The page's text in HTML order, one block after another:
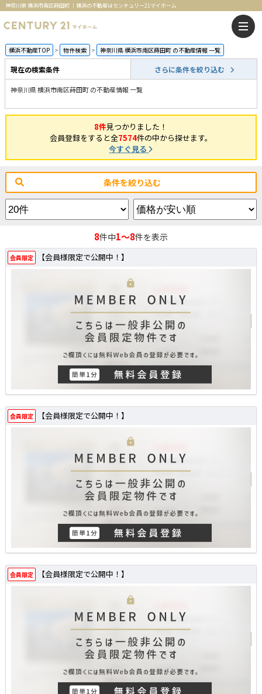
神奈川県 横浜市南区蒔田町 ｜横浜の不動産はセンチュリー21マイホーム
横浜不動産TOP 物件検索 神奈川県 横浜市南区蒔田町 の不動産情報 一覧
現在の検索条件 さらに条件を絞り込む
神奈川県 横浜市南区蒔田町 の不動産情報 一覧
8件見つかりました！
会員登録をすると全7574件の中から探せます。
今すぐ見る
条件を絞り込む
8件中1～8件を表示
会員限定 【会員様限定で公開中！】
会員限定 【会員様限定で公開中！】
会員限定 【会員様限定で公開中！】